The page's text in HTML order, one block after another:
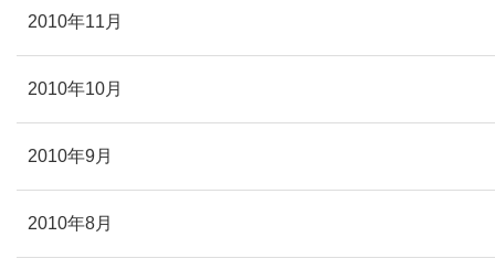
2010年11月
2010年10月
2010年9月
2010年8月